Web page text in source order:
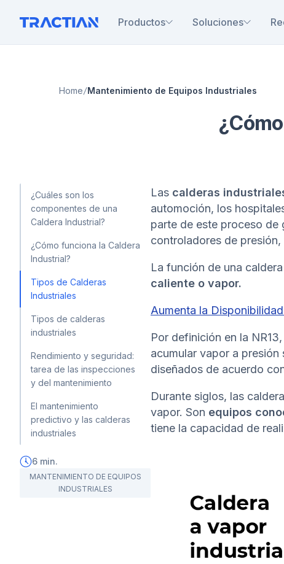
Productos Soluciones
Home Mantenimiento de Equipos Industriales
¿Cuáles son los
componentes de una
Caldera Industrial?
¿Cómo funciona la Caldera
Industrial?
Tipos de Calderas
Industriales
Tipos de calderas
industriales
Rendimiento y seguridad:
tarea de las inspecciones
y del mantenimiento
El mantenimiento
predictivo y las calderas
industriales
6 min.
MANTENIMIENTO DE EQUIPOS
INDUSTRIALES
Las calderas
automoción, los
parte de este proceso de
controladores de
La función de una
caliente o vapor.
Aumenta la
Por definición en la
acumular vapor a
diseñados de acuerdo
Durante siglos, las
vapor. Son equipos
tiene la capacidad de